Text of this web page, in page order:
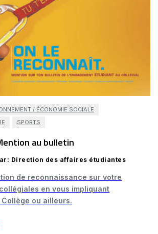
/ ÉCONOMIE SOCIALE
SPORTS
au bulletin
Direction des affaires étudiantes
de reconnaissance sur votre
en vous impliquant
ou ailleurs.